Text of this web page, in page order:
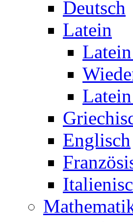
Deutsch
Latein
Englisch